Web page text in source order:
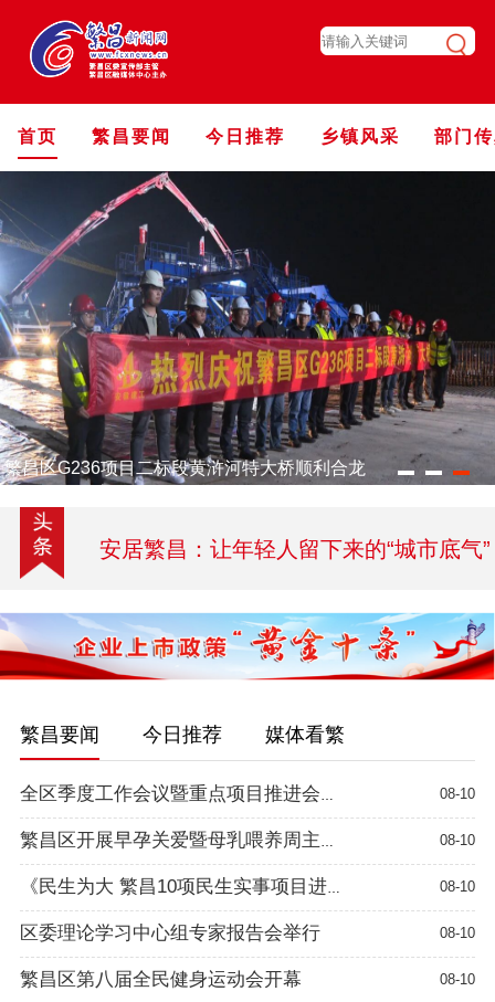
首页 繁昌要闻 今日推荐 乡镇风采 部门
繁昌区G236项目二标段黄浒河特大桥顺利合龙
安居繁昌：让年轻人留下来的“城市底气”
繁昌要闻 今日推荐 媒体看繁
全区季度工作会议暨重点项目推进会召开 08-10
繁昌区开展早孕关爱暨母乳喂养周主题宣教活动 08-10
《民生为大 繁昌10项民生实事项目进行时》管网改造解民忧 新港镇告... 08-10
区委理论学习中心组专家报告会举行 08-10
繁昌区第八届全民健身运动会开幕 08-10